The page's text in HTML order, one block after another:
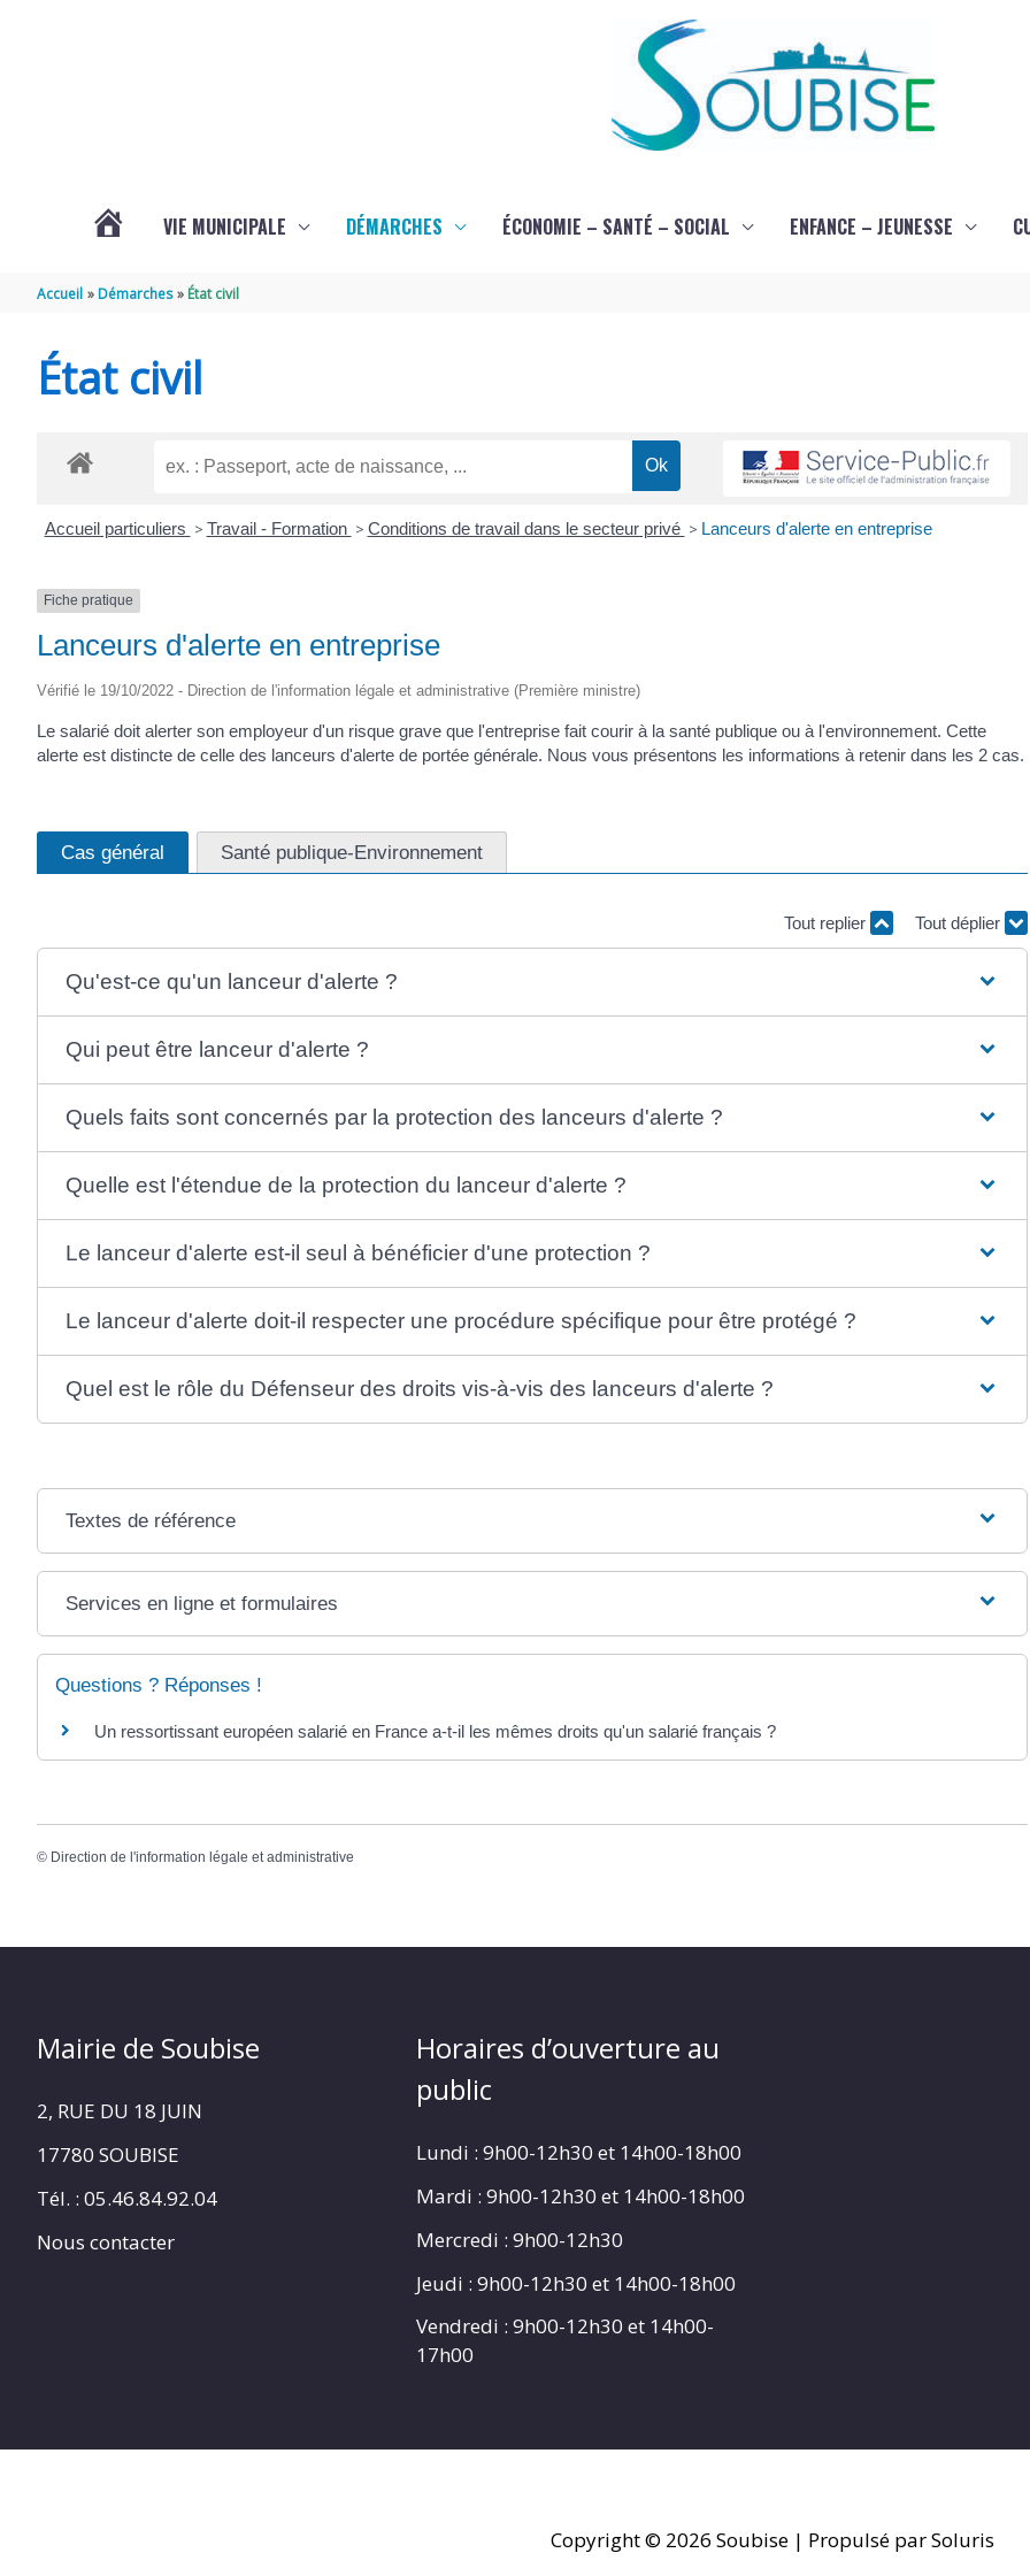
VIE MUNICIPALE DÉMARCHES ÉCONOMIE – SANTÉ – SOCIAL ENFANCE – JEUNESSE
Accueil Démarches État civil
État civil
Accueil particuliers > Travail - Formation > Conditions de travail dans le secteur privé > Lanceurs d'alerte en entreprise
Fiche pratique
Lanceurs d'alerte en entreprise
Vérifié le 19/10/2022 - Direction de l'information légale et administrative (Première ministre)
Le salarié doit alerter son employeur d'un risque grave que l'entreprise fait courir à la santé publique ou à l'environnement. Cette
alerte est distincte de celle des lanceurs d'alerte de portée générale. Nous vous présentons les informations à retenir dans les 2 cas.
Cas général Santé publique-Environnement
Tout replier Tout déplier
Qu'est-ce qu'un lanceur d'alerte ?
Qui peut être lanceur d'alerte ?
Quels faits sont concernés par la protection des lanceurs d'alerte ?
Quelle est l'étendue de la protection du lanceur d'alerte ?
Le lanceur d'alerte est-il seul à bénéficier d'une protection ?
Le lanceur d'alerte doit-il respecter une procédure spécifique pour être protégé ?
Quel est le rôle du Défenseur des droits vis-à-vis des lanceurs d'alerte ?
Textes de référence
Services en ligne et formulaires
Questions ? Réponses !
Un ressortissant européen salarié en France a-t-il les mêmes droits qu'un salarié français ?
© Direction de l'information légale et administrative
Mairie de Soubise
2, RUE DU 18 JUIN
17780 SOUBISE
Tél. : 05.46.84.92.04
Nous contacter
Horaires d’ouverture au
public
Lundi : 9h00-12h30 et 14h00-18h00
Mardi : 9h00-12h30 et 14h00-18h00
Mercredi : 9h00-12h30
Jeudi : 9h00-12h30 et 14h00-18h00
Vendredi : 9h00-12h30 et 14h00-
17h00
Copyright © 2026 Soubise | Propulsé par Soluris